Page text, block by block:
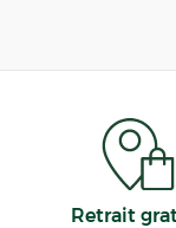
Retrait